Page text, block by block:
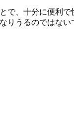
、十分に便利
りうるのではない